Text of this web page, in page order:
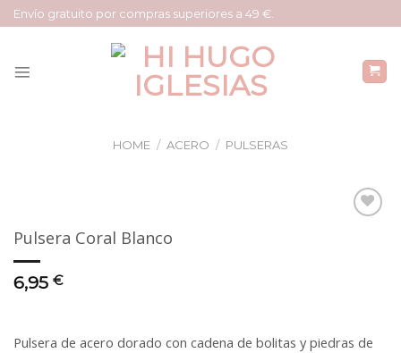
Saltar
al
Envío gratuito por compras superiores a 49 €.
HOME / ACERO / PULSERAS
Pulsera Coral Blanco
6,95 €
Pulsera de acero dorado con cadena de bolitas y piedras de